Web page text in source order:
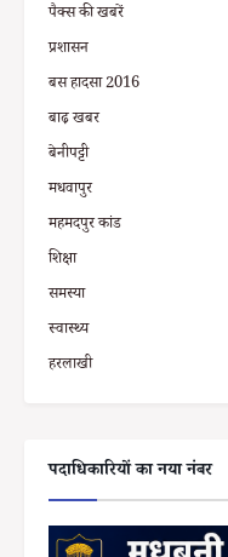
पैक्स की खबरें
प्रशासन
बस हादसा 2016
बाढ़ खबर
बेनीपट्टी
मधवापुर
महमदपुर कांड
शिक्षा
समस्या
स्वास्थ्य
हरलाखी
पदाधिकारियों का नया नंबर